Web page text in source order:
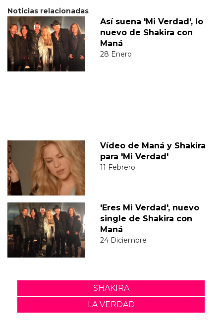
Noticias relacionadas
Así suena 'Mi Verdad', lo
nuevo de Shakira con
Maná
28 Enero
Vídeo de Maná y Shakira
para 'Mi Verdad'
11 Febrero
'Eres Mi Verdad', nuevo
single de Shakira con
Maná
24 Diciembre
SHAKIRA
LA VERDAD